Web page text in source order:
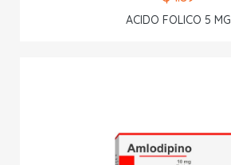
ACIDO FOLICO 5 MG